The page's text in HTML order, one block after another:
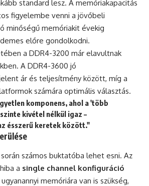
standard lesz. A memóriakapacitás
figyelembe venni a jövőbeli
minőségű memóriakit évekig
előre gondolkodni.
a DDR4-3200 már elavultnak
A DDR4-3600 jó
ár és teljesítmény között, míg a
számára optimális választás.
komponens, ahol a 'több
kivétel nélkül igaz –
ésszerű keretek között."
számos buktatóba lehet esni. Az
a single channel konfiguráció
memóriára van is szükség,